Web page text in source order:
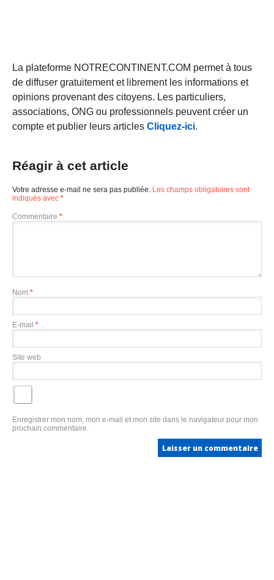
La plateforme NOTRECONTINENT.COM permet à tous
de diffuser gratuitement et librement les informations et
opinions provenant des citoyens. Les particuliers,
associations, ONG ou professionnels peuvent créer un
compte et publier leurs articles Cliquez-ici.
Réagir à cet article
Votre adresse e-mail ne sera pas publiée. Les champs obligatoires sont
indiqués avec *
Commentaire *
Nom *
E-mail *
Site web
Enregistrer mon nom, mon e-mail et mon site dans le navigateur pour mon
prochain commentaire.